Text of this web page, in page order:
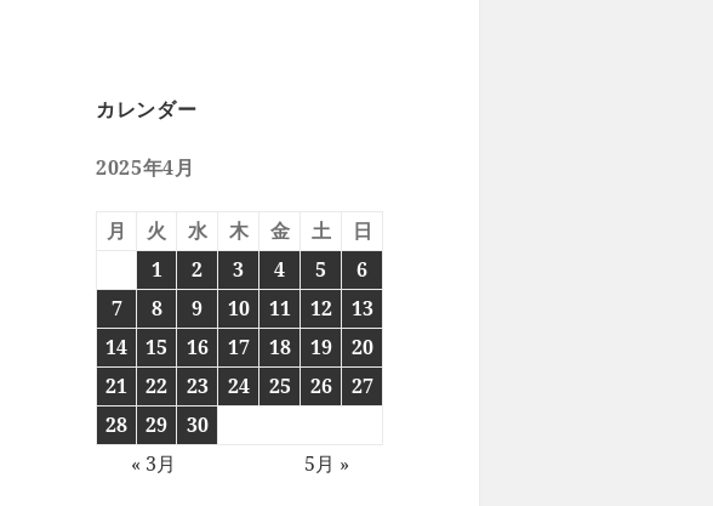
カレンダー
2025年4月
月 火 水 木 金 土
日
1
2 3 4 5
6
7
8 9 10 11 12
13
14
15 16 17 18 19
20
21
22 23 24 25 26
27
28
29
30
« 3月
5月 »